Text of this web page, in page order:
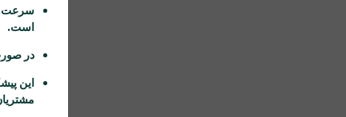
سرعت
است.
در
این